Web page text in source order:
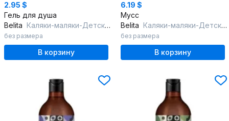
2.95 $
Гель для душа
Belita Каляки-маляки-Детская гель-пена ЗЕЛЕНАЯ д/купания и рисования "Веселые
без размера
В корзину
6.19 $
Мусс
Belita Каляки-маляки-Детская мусс-пена "Зеленое облачко тутти-фрутти" д/мытья
без размера
В корзину